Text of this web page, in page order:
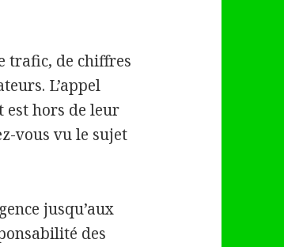
trafic, de chiffres
L’appel
est hors de leur
vous vu le sujet
jusqu’aux
des